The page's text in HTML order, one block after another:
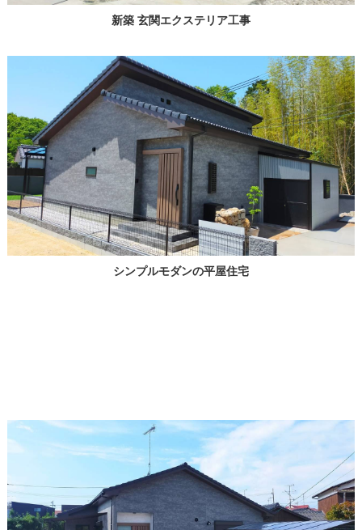
新築 玄関エクステリア工事
シンプルモダンの平屋住宅